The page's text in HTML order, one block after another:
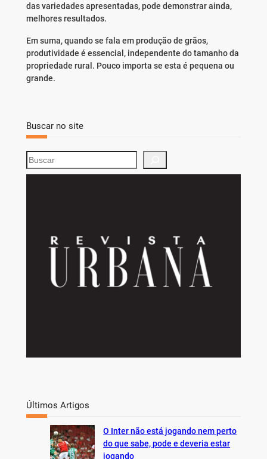
das variedades apresentadas, pode demonstrar ainda,
melhores resultados.
Em suma, quando se fala em produção de grãos,
produtividade é essencial, independente do tamanho da
propriedade rural. Pouco importa se esta é pequena ou
grande.
Buscar no site
S
e
Últimos Artigos
O Inter não está jogando nem perto
do que sabe, pode e deveria estar
jogando